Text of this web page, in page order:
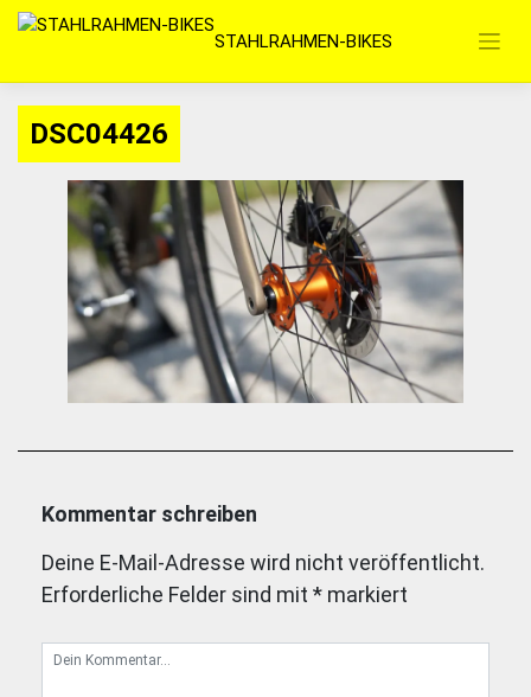
Zum
springen
STAHLRAHMEN-BIKES
DSC04426
Kommentar schreiben
Deine E-Mail-Adresse wird nicht veröffentlicht.
Erforderliche Felder sind mit * markiert